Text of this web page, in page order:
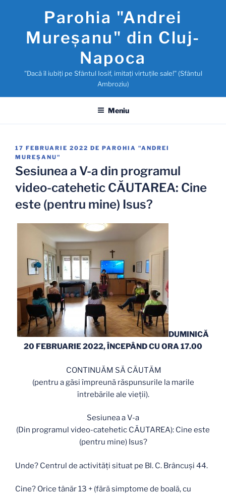
conținut
Parohia "Andrei
Mureşanu" din Cluj-
Napoca
"Dacă îl iubiţi pe Sfântul Iosif, imitaţi virtuţile sale!" (Sfântul
Ambroziu)
Meniu
PUBLICAT
PE
17 FEBRUARIE 2022 DE PAROHIA "ANDREI
MUREŞANU"
Sesiunea a V-a din programul
video-catehetic CĂUTAREA: Cine
este (pentru mine) Isus?
DUMINICĂ
20 FEBRUARIE 2022, ÎNCEPÂND CU ORA 17.00
CONTINUĂM SĂ CĂUTĂM
(pentru a găsi împreună răspunsurile la marile
întrebările ale vieții).
Sesiunea a V-a
(Din programul video-catehetic CĂUTAREA): Cine este
(pentru mine) Isus?
Unde? Centrul de activități situat pe Bl. C. Brâncuși 44.
Cine? Orice tânăr 13 + (fără simptome de boală, cu